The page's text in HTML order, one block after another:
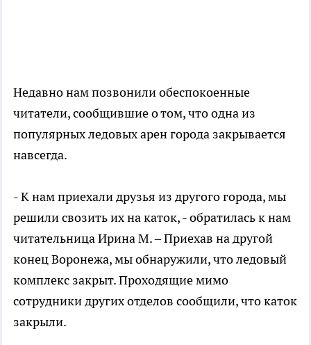
Недавно нам позвонили обеспокоенные
читатели, сообщившие о том, что одна из
популярных ледовых арен города закрывается
навсегда.
- К нам приехали друзья из другого города, мы
решили свозить их на каток, - обратилась к нам
читательница Ирина М. – Приехав на другой
конец Воронежа, мы обнаружили, что ледовый
комплекс закрыт. Проходящие мимо
сотрудники других отделов сообщили, что каток
закрыли.